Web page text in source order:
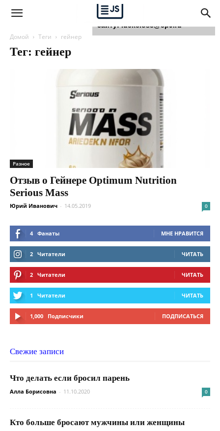
Домой Теги гейнер
Тег: гейнер
Разное
Отзыв о Гейнере Optimum Nutrition
Serious Mass
Юрий Иванович - 14.05.2019 0
4 Фанаты МНЕ НРАВИТСЯ
2 Читатели ЧИТАТЬ
2 Читатели ЧИТАТЬ
1 Читатели ЧИТАТЬ
1,000 Подписчики ПОДПИСАТЬСЯ
Свежие записи
Что делать если бросил парень
Алла Борисовна - 11.10.2020 0
Кто больше бросают мужчины или женщины
Для любых предложений по
сайту: luckclose@cp9.ru